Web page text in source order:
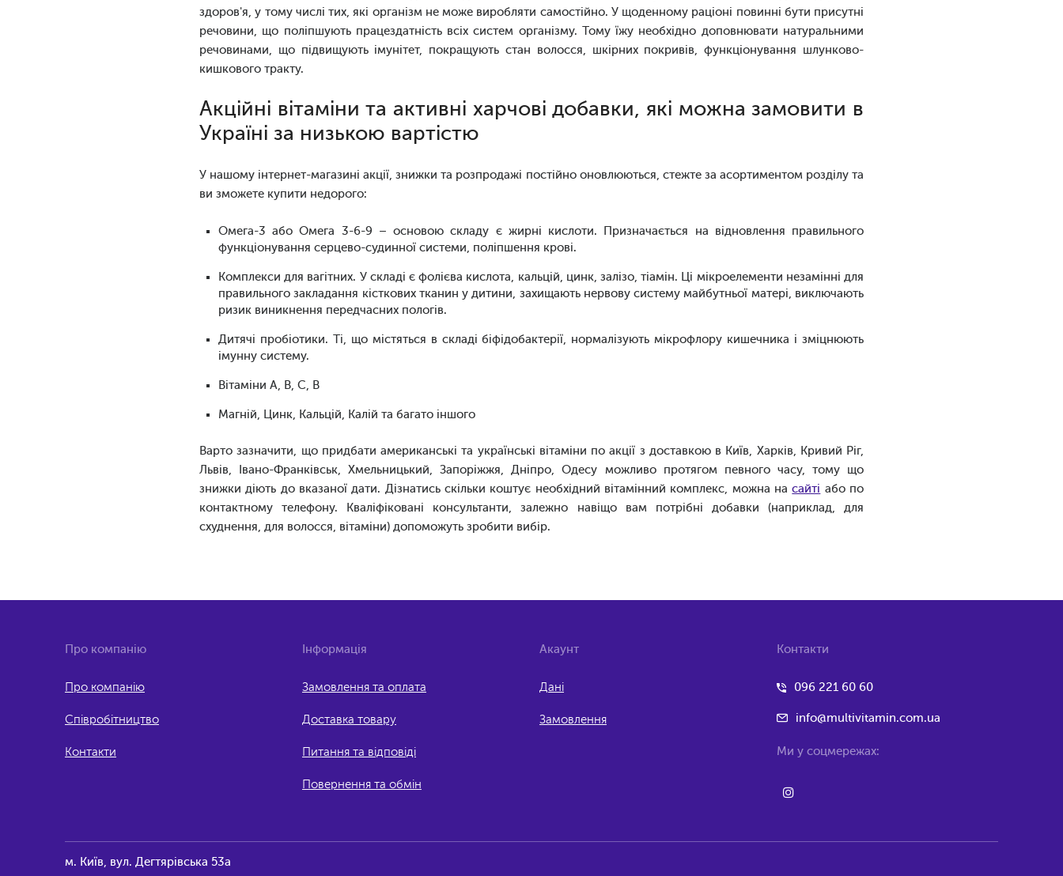
здоров'я, у тому числі тих, які організм не може виробляти самостійно. У щоденному раціоні повинні бути присутні
речовини, що поліпшують працездатність всіх систем організму. Тому їжу необхідно доповнювати натуральними
речовинами, що підвищують імунітет, покращують стан волосся, шкірних покривів, функціонування шлунково-
кишкового тракту.
Акційні вітаміни та активні харчові добавки, які можна замовити в
Україні за низькою вартістю
У нашому інтернет-магазині акції, знижки та розпродажі постійно оновлюються, стежте за асортиментом розділу та
ви зможете купити недорого:
Омега-3 або Омега 3-6-9 – основою складу є жирні кислоти. Призначається на відновлення правильного
функціонування серцево-судинної системи, поліпшення крові.
Комплекси для вагітних. У складі є фолієва кислота, кальцій, цинк, залізо, тіамін. Ці мікроелементи незамінні для
правильного закладання кісткових тканин у дитини, захищають нервову систему майбутньої матері, виключають
ризик виникнення передчасних пологів.
Дитячі пробіотики. Ті, що містяться в складі біфідобактерії, нормалізують мікрофлору кишечника і зміцнюють
імунну систему.
Вітаміни А, В, С, В
Магній, Цинк, Кальцій, Калій та багато іншого
Варто зазначити, що придбати американські та українські вітаміни по акції з доставкою в Київ, Харків, Кривий Ріг,
Львів, Івано-Франківськ, Хмельницький, Запоріжжя, Дніпро, Одесу можливо протягом певного часу, тому що
знижки діють до вказаної дати. Дізнатись скільки коштує необхідний вітамінний комплекс, можна насайті або по
контактному телефону. Кваліфіковані консультанти, залежно навіщо вам потрібні добавки (наприклад, для
схуднення, для волосся, вітаміни) допоможуть зробити вибір.
Про компанію
Про компанію
Співробітництво
Контакти
Інформація
Замовлення та оплата
Доставка товару
Питання та відповіді
Повернення та обмін
Акаунт
Дані
Замовлення
Контакти
096 221 60 60
info@multivitamin.com.ua
Ми у соцмережах:
м. Київ, вул. Дегтярівська 53а